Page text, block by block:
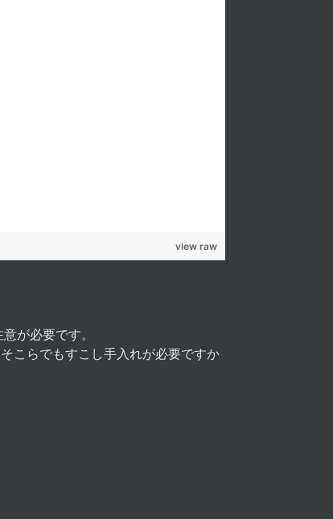
view raw
が必要です。
こらでもすこし手入れが必要ですか